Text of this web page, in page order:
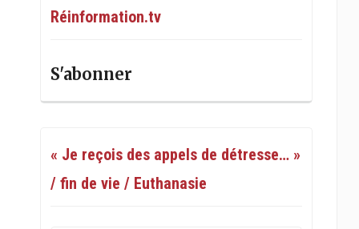
Réinformation.tv
S'abonner
« Je reçois des appels de détresse… »
/ fin de vie / Euthanasie